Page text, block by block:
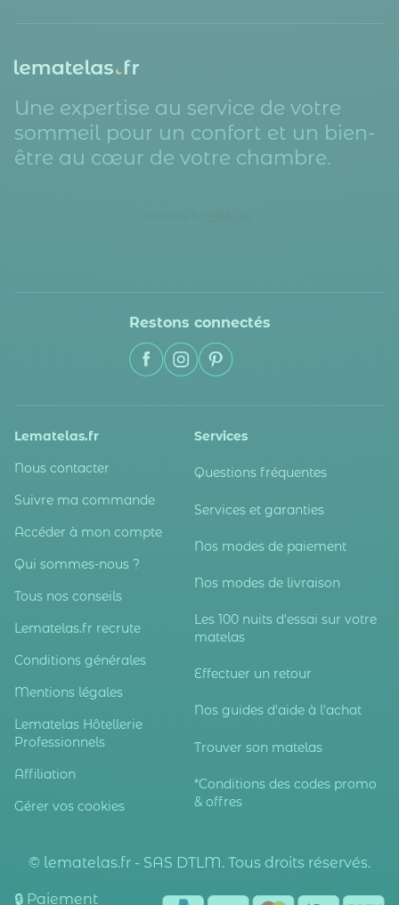
Une expertise au service de votre
sommeil pour un confort et un bien-
être au cœur de votre chambre.
Restons connectés
Lematelas.fr
Nous contacter
Suivre ma commande
Accéder à mon compte
Qui sommes-nous ?
Tous nos conseils
Lematelas.fr recrute
Conditions générales
Mentions légales
Lematelas Hôtellerie
Professionnels
Affiliation
Gérer vos cookies
Services
Questions fréquentes
Services et garanties
Nos modes de paiement
Nos modes de livraison
Les 100 nuits d'essai sur votre
matelas
Effectuer un retour
Nos guides d'aide à l'achat
Trouver son matelas
*Conditions des codes promo
& offres
© lematelas.fr - SAS DTLM. Tous droits réservés.
🔒 Paiement